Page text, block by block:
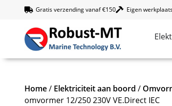
Gratis verzending vanaf €150 Eigen
Home/ Elektriciteit aan boord /
omvormer 12/250 230V VE.Direct IEC